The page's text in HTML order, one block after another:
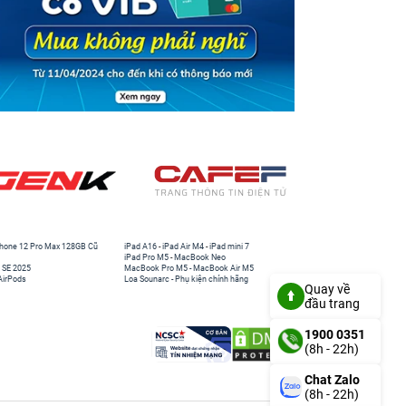
12 Pro Max 128GB Cũ
2025
iPad A16 -iPad Air M4 -iPad mini 7
iPad Pro M5 - MacBook Neo
MacBook Pro M5 - MacBook Air M5
Loa Sounarc - Phụ kiện chính hãng
Quay về
đầu trang
1900 0351
(8h - 22h)
Chat Zalo
(8h - 22h)